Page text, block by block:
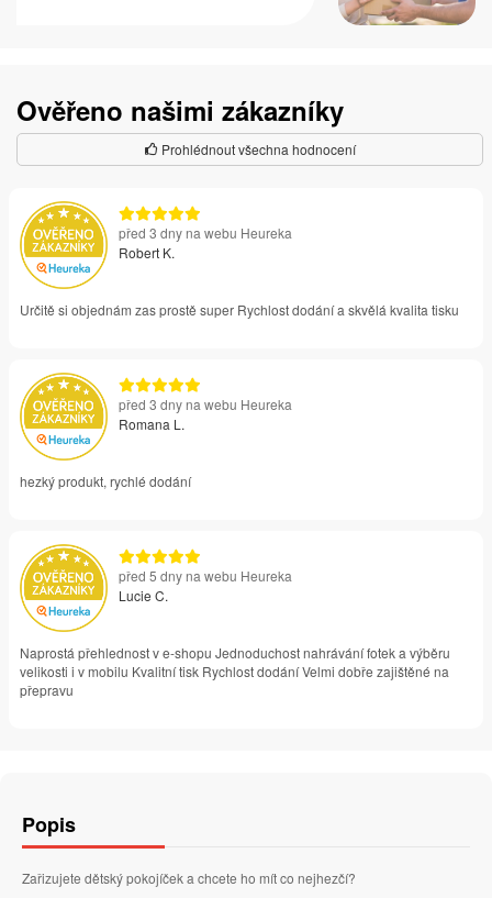
Ověřeno našimi zákazníky
Prohlédnout všechna hodnocení
před 3 dny na webu Heureka
Robert K.
Určitě si objednám zas prostě super Rychlost dodání a skvělá kvalita tisku
před 3 dny na webu Heureka
Romana L.
hezký produkt, rychlé dodání
před 5 dny na webu Heureka
Lucie C.
Naprostá přehlednost v e-shopu Jednoduchost nahrávání fotek a výběru
velikosti i v mobilu Kvalitní tisk Rychlost dodání Velmi dobře zajištěné na
přepravu
Popis
Zařizujete dětský pokojíček a chcete ho mít co nejhezčí?